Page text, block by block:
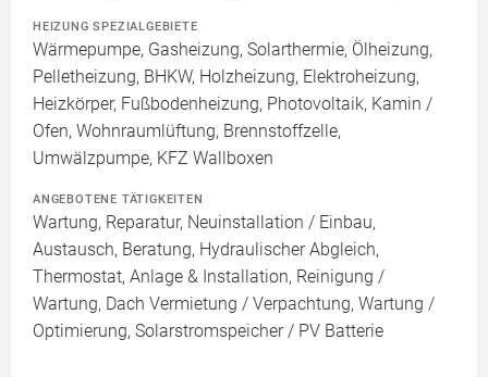
HEIZUNG SPEZIALGEBIETE
Wärmepumpe, Gasheizung, Solarthermie, Ölheizung,
Pelletheizung, BHKW, Holzheizung, Elektroheizung,
Heizkörper, Fußbodenheizung, Photovoltaik, Kamin /
Ofen, Wohnraumlüftung, Brennstoffzelle,
Umwälzpumpe, KFZ Wallboxen
ANGEBOTENE TÄTIGKEITEN
Wartung, Reparatur, Neuinstallation / Einbau,
Austausch, Beratung, Hydraulischer Abgleich,
Thermostat, Anlage & Installation, Reinigung /
Wartung, Dach Vermietung / Verpachtung, Wartung /
Optimierung, Solarstromspeicher / PV Batterie